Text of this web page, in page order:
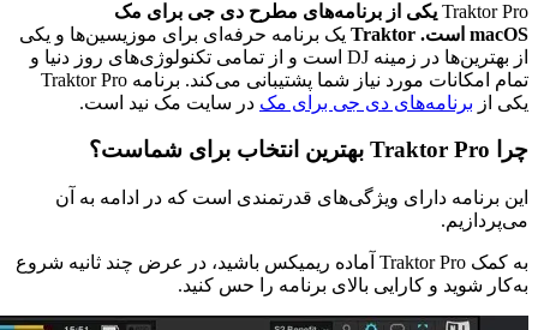
Traktor Pro یکی از برنامه‌های مطرح دی جی برای مک
macOS است. Traktor
یک برنامه حرفه‌ای برای موزیسین‌ها و یکی
از بهترین‌ها در زمینه DJ است و از تمامی تکنولوژی‌های روز دنیا و
تمام امکانات مورد نیاز شما پشتیبانی می‌کند. برنامه Traktor Pro
یکی از برنامه‌های دی جی برای مک در سایت مک نید است.
چرا Traktor Pro بهترین انتخاب برای شماست؟
این برنامه دارای ویژگی‌های قدرتمندی است که در ادامه به آن
می‌پردازیم.
به کمک Traktor Pro آماده ریمیکس باشید، در عرض چند ثانیه شروع
به‌کار شوید و کارایی بالای برنامه را حس کنید.